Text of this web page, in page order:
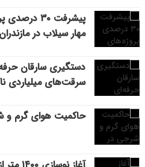
پیشرفت ۳۰
مهار سیلاب در مازندران
دستگیری سارقان
سرقت‌های میلیاردی
حاکمیت هوای گرم و